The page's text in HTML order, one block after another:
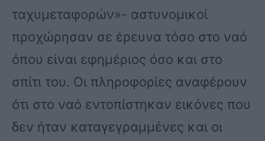
ταχυμεταφορών»- αστυνομικοί
προχώρησαν σε έρευνα τόσο στο ναό
όπου είναι εφημέριος όσο και στο
σπίτι του. Οι πληροφορίες αναφέρουν
ότι στο ναό εντοπίστηκαν εικόνες που
δεν ήταν καταγεγραμμένες και οι